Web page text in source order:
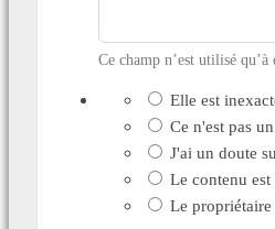
Ce champ n’est utilisé
Elle est
Ce n'est pas
J'ai un doute
Le contenu
Le propriétaire